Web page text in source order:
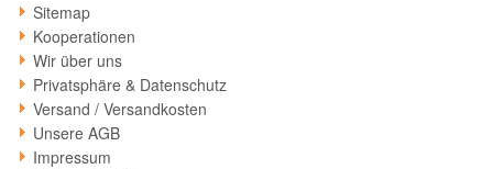
Sitemap
Kooperationen
Wir über uns
Privatsphäre & Datenschutz
Versand / Versandkosten
Unsere AGB
Impressum